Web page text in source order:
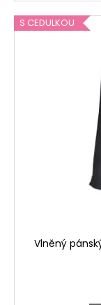
S CEDULKOU
Vlněný